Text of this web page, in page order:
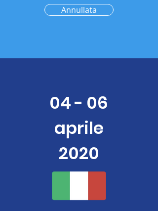
Annullata
04 - 06
aprile
2020